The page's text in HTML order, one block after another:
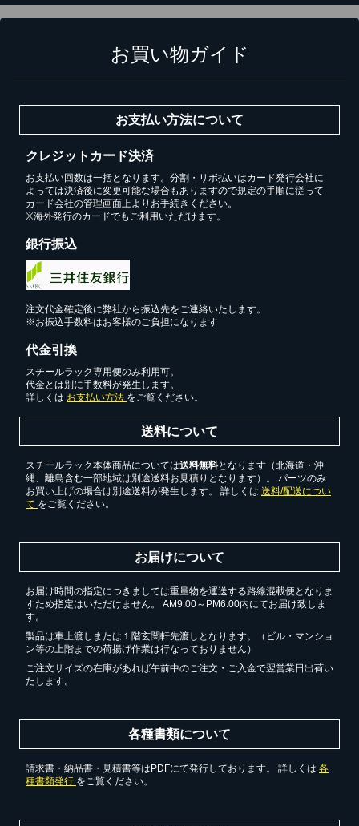
お買い物ガイド
お支払い方法について
クレジットカード決済
お支払い回数は一括となります。分割・リボ払いはカード発行会社に
よっては決済後に変更可能な場合もありますので規定の手順に従って
カード会社の管理画面上よりお手続きください。
※海外発行のカードでもご利用いただけます。
銀行振込
注文代金確定後に弊社から振込先をご連絡いたします。
※お振込手数料はお客様のご負担になります
代金引換
スチールラック専用便のみ利用可。
代金とは別に手数料が発生します。
詳しくは お支払い方法 をご覧ください。
送料について
スチールラック本体商品については送料無料となります（北海道・沖
縄、離島含む一部地域は別途送料お見積りとなります）。 パーツのみ
お買い上げの場合は別途送料が発生します。 詳しくは 送料/配送につい
て をご覧ください。
お届けについて
お届け時間の指定につきましては重量物を運送する路線混載便となりま
すため指定はいただけません。 AM9:00～PM6:00内にてお届け致しま
す。
製品は車上渡しまたは１階玄関軒先渡しとなります。（ビル・マンショ
ン等の上階までの荷揚げ作業は行なっておりません）
ご注文サイズの在庫があれば午前中のご注文・ご入金で翌営業日出荷い
たします。
各種書類について
請求書・納品書・見積書等はPDFにて発行しております。 詳しくは 各
種書類発行 をご覧ください。